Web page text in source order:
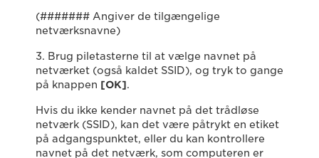
(####### Angiver de tilgængelige
netværksnavne)
3. Brug piletasterne til at vælge navnet på
netværket (også kaldet SSID), og tryk to gange
på knappen [OK].
Hvis du ikke kender navnet på det trådløse
netværk (SSID), kan det være påtrykt en etiket
på adgangspunktet, eller du kan kontrollere
navnet på det netværk, som computeren er